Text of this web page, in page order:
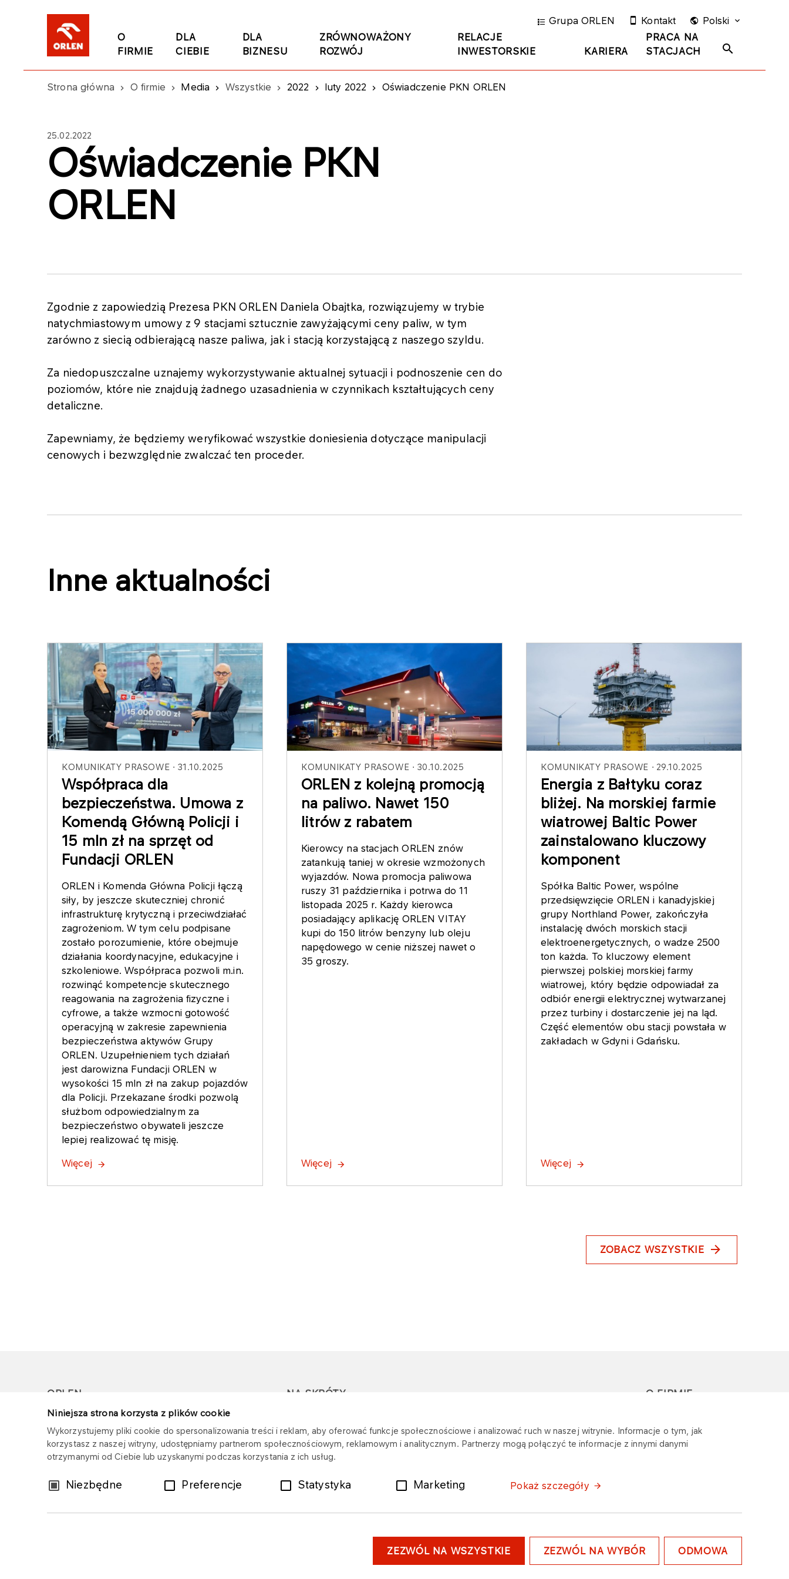
Niniejsza strona korzysta z plików cookie
Wykorzystujemy pliki cookie do spersonalizowania treści i reklam, aby oferować funkcje społecznościowe i analizować ruch w naszej witrynie. Informacje o tym, jak
korzystasz z naszej witryny, udostępniamy partnerom społecznościowym, reklamowym i analitycznym. Partnerzy mogą połączyć te informacje z innymi danymi
otrzymanymi od Ciebie lub uzyskanymi podczas korzystania z ich usług.
WybórNiezbędne Preferencje Statystyka Marketing Pokaż szczegóły
ZEZWÓL NA WSZYSTKIE ZEZWÓL NA WYBÓR ODMOWA
O
FIRMIE
DLA
CIEBIE
DLA
BIZNESU
ZRÓWNOWAŻONY
ROZWÓJ
RELACJE
INWESTORSKIE
KARIERA
PRACA NA
STACJACH
Grupa ORLEN Kontakt Polski
Strona główna O firmie Media Wszystkie 2022 luty 2022 Oświadczenie PKN ORLEN
25.02.2022
Oświadczenie PKN
ORLEN
Zgodnie z zapowiedzią Prezesa PKN ORLEN Daniela Obajtka, rozwiązujemy w trybie
natychmiastowym umowy z 9 stacjami sztucznie zawyżającymi ceny paliw, w tym
zarówno z siecią odbierającą nasze paliwa, jak i stacją korzystającą z naszego szyldu.
Za niedopuszczalne uznajemy wykorzystywanie aktualnej sytuacji i podnoszenie cen do
poziomów, które nie znajdują żadnego uzasadnienia w czynnikach kształtujących ceny
detaliczne.
Zapewniamy, że będziemy weryfikować wszystkie doniesienia dotyczące manipulacji
cenowych i bezwzględnie zwalczać ten proceder.
Inne aktualności
KOMUNIKATY PRASOWE 31.10.2025
Współpraca dla
bezpieczeństwa. Umowa z
Komendą Główną Policji i
15 mln zł na sprzęt od
Fundacji ORLEN
ORLEN i Komenda Główna Policji łączą
siły, by jeszcze skuteczniej chronić
infrastrukturę krytyczną i przeciwdziałać
zagrożeniom. W tym celu podpisane
zostało porozumienie, które obejmuje
działania koordynacyjne, edukacyjne i
szkoleniowe. Współpraca pozwoli m.in.
rozwinąć kompetencje skutecznego
reagowania na zagrożenia fizyczne i
cyfrowe, a także wzmocni gotowość
operacyjną w zakresie zapewnienia
bezpieczeństwa aktywów Grupy
ORLEN. Uzupełnieniem tych działań
jest darowizna Fundacji ORLEN w
wysokości 15 mln zł na zakup pojazdów
dla Policji. Przekazane środki pozwolą
służbom odpowiedzialnym za
bezpieczeństwo obywateli jeszcze
lepiej realizować tę misję.
Więcej
KOMUNIKATY PRASOWE 30.10.2025
ORLEN z kolejną promocją
na paliwo. Nawet 150
litrów z rabatem
Kierowcy na stacjach ORLEN znów
zatankują taniej w okresie wzmożonych
wyjazdów. Nowa promocja paliwowa
ruszy 31 października i potrwa do 11
listopada 2025 r. Każdy kierowca
posiadający aplikację ORLEN VITAY
kupi do 150 litrów benzyny lub oleju
napędowego w cenie niższej nawet o
35 groszy.
Więcej
KOMUNIKATY PRASOWE 29.10.2025
Energia z Bałtyku coraz
bliżej. Na morskiej farmie
wiatrowej Baltic Power
zainstalowano kluczowy
komponent
Spółka Baltic Power, wspólne
przedsięwzięcie ORLEN i kanadyjskiej
grupy Northland Power, zakończyła
instalację dwóch morskich stacji
elektroenergetycznych, o wadze 2500
ton każda. To kluczowy element
pierwszej polskiej morskiej farmy
wiatrowej, który będzie odpowiadał za
odbiór energii elektrycznej wytwarzanej
przez turbiny i dostarczenie jej na ląd.
Część elementów obu stacji powstała w
zakładach w Gdyni i Gdańsku.
Więcej
ZOBACZ WSZYSTKIE
ORLEN
Copyright © 1996-2026
Wszystkie prawa zastrzeżone
NA SKRÓTY
oszustwami
Mapa stacji
Dotacje
reklamację
O FIRMIE
Wymagania
Dane osobowe